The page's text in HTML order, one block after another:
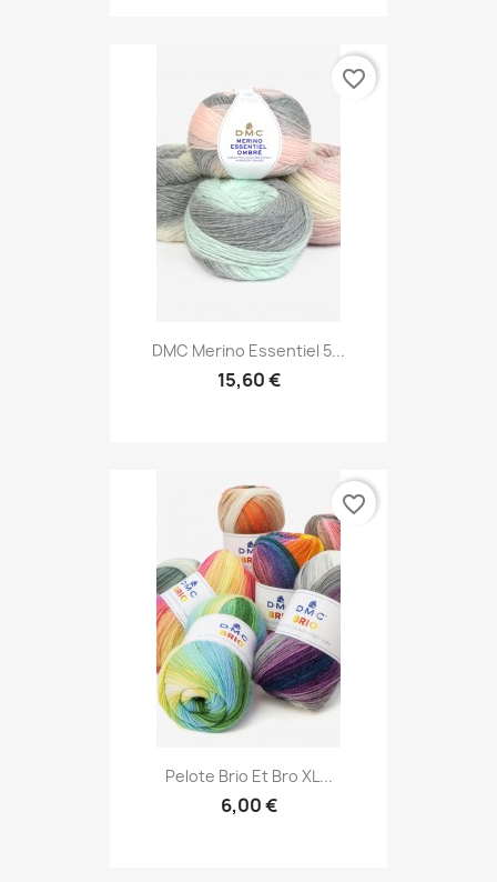
DMC Merino Essentiel 5...
15,60 €
favorite_border
Pelote Brio Et Bro XL...
6,00 €
favorite_border